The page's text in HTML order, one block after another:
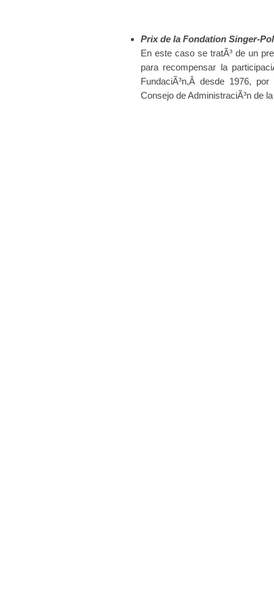
Prix de la Fondation Singer-
En este caso se tratÃ³ de un
para recompensar la
FundaciÃ³n,Â desde 1976,
Consejo de AdministraciÃ³n de